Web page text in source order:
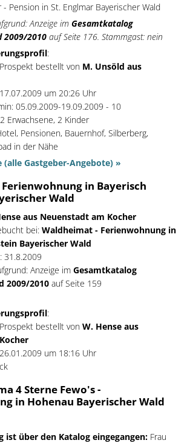
Pension in St. Englmar Bayerischer Wald
Anzeige im Gesamtkatalog
2009/2010auf Seite 176. Stammgast: nein
:
bestellt von M. Unsöld aus
um 20:26 Uhr
05.09.2009-19.09.2009 - 10
Erwachsene, 2 Kinder
Pensionen, Bauernhof, Silberberg,
in der Nähe
Gastgeber-Angebote) »
in Bayerisch
Wald
aus Neuenstadt am Kocher
bei:Waldheimat - Ferienwohnung in
Bayerischer Wald
31.8.2009
Anzeige im Gesamtkatalog
2009/2010auf Seite 159
:
bestellt von W. Hense aus
um 18:16 Uhr
4 Sterne Fewo's -
in Hohenau Bayerischer Wald
ist über den Katalog eingegangen: Frau